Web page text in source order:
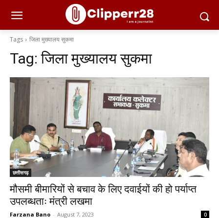
Tags जिला मुख्यालय सुकमा
Tag:जिला मुख्यालय सुकमा
छत्तीसगढ़
मौसमी बीमारियों से बचाव के लिए दवाईयों की हो पर्याप्त
उपलब्धताः मंत्री लखमा
Farzana Bano - August 7, 2023 0